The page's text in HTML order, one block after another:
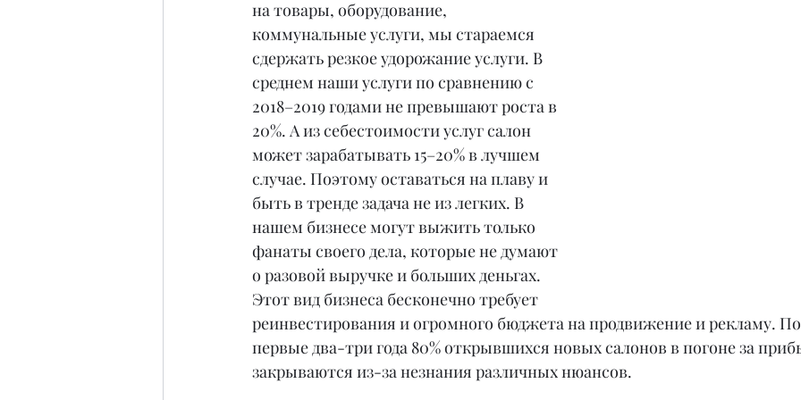
на товары, оборудование,
коммунальные услуги, мы стараемся
сдержать резкое удорожание услуги. В
среднем наши услуги по сравнению с
2018–2019 годами не превышают роста в
20%. А из себестоимости услуг салон
может зарабатывать 15–20% в лучшем
случае. Поэтому оставаться на плаву и
быть в тренде задача не из легких. В
нашем бизнесе могут выжить только
фанаты своего дела, которые не думают
о разовой выручке и больших деньгах.
Этот вид бизнеса бесконечно требует
реинвестирования и огромного бюджета на продвижение и рекламу.
первые два-три года 80% открывшихся новых салонов в погоне за
закрываются из-за незнания различных нюансов.